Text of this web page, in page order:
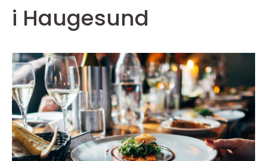
i Haugesund